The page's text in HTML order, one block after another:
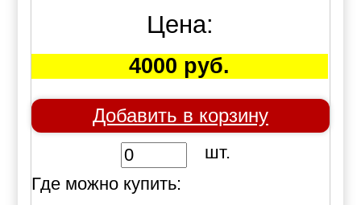
Цена:
4000 руб.
Добавить в корзину
шт.
Где можно купить: